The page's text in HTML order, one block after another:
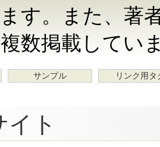
す。また、著
数掲載してい
サンプル リンク用タ
イト